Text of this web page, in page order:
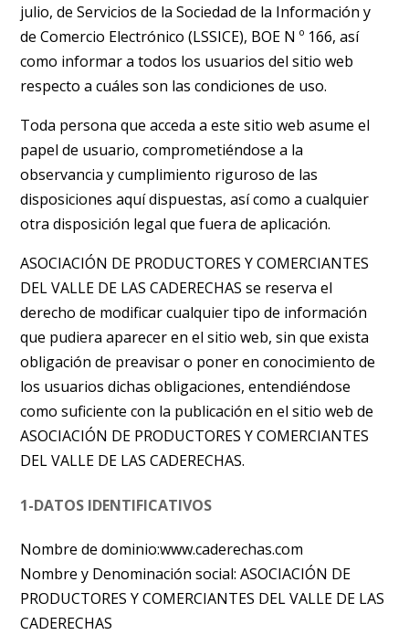
julio, de Servicios de la Sociedad de la Información y
de Comercio Electrónico (LSSICE), BOE N º 166, así
como informar a todos los usuarios del sitio web
respecto a cuáles son las condiciones de uso.
Toda persona que acceda a este sitio web asume el
papel de usuario, comprometiéndose a la
observancia y cumplimiento riguroso de las
disposiciones aquí dispuestas, así como a cualquier
otra disposición legal que fuera de aplicación.
ASOCIACIÓN DE PRODUCTORES Y COMERCIANTES
DEL VALLE DE LAS CADERECHAS se reserva el
derecho de modificar cualquier tipo de información
que pudiera aparecer en el sitio web, sin que exista
obligación de preavisar o poner en conocimiento de
los usuarios dichas obligaciones, entendiéndose
como suficiente con la publicación en el sitio web de
ASOCIACIÓN DE PRODUCTORES Y COMERCIANTES
DEL VALLE DE LAS CADERECHAS.
1-DATOS IDENTIFICATIVOS
Nombre de dominio:www.caderechas.com
Nombre y Denominación social: ASOCIACIÓN DE
PRODUCTORES Y COMERCIANTES DEL VALLE DE LAS
CADERECHAS